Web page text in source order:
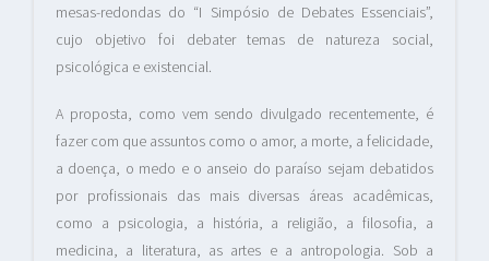
mesas-redondas do “I Simpósio de Debates Essenciais”,
cujo objetivo foi debater temas de natureza social,
psicológica e existencial.
A proposta, como vem sendo divulgado recentemente, é
fazer com que assuntos como o amor, a morte, a felicidade,
a doença, o medo e o anseio do paraíso sejam debatidos
por profissionais das mais diversas áreas acadêmicas,
como a psicologia, a história, a religião, a filosofia, a
medicina, a literatura, as artes e a antropologia. Sob a